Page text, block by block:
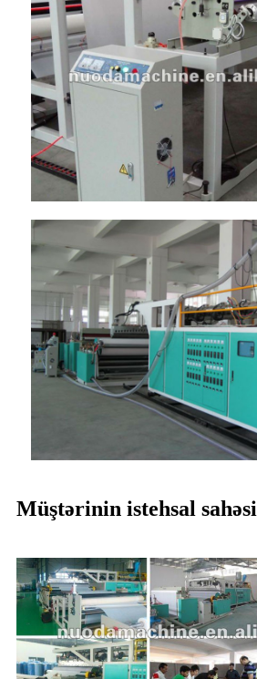
Müştərinin istehsal sahəsi